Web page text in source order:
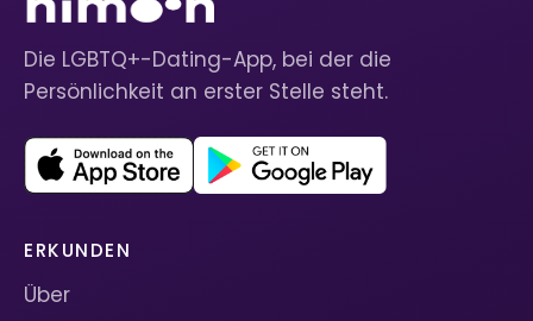
Die LGBTQ+-Dating-App, bei der die
Persönlichkeit an erster Stelle steht.
ERKUNDEN
Über